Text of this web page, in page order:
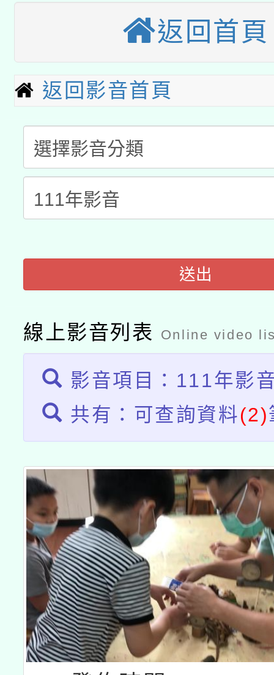
用水績優單位及節水達
桃園市孔廟祈福系列
開 智慧啟航」
2026年桃園地景藝術
本校115學年度第2次
招甄選結果公告(無人
招)
適應運動共學行動站研
本館辦理115年度閱讀
暨閱讀推動專業研習
科技賦能─人工智慧
礎課程
A3數位素養講師名單
「數位內容與教學軟體
有關大陸委員會函釋公
薪期間赴陸應申請許可
轉知經濟部水利署委託
業技術研究院辦理「
用水績優單位及節水達
動」
115年8月22日(星期六
桃園市孔廟祈福系列
開 智慧啟航」
2026年桃園地景藝術
返回首頁
返回影音首頁
送出
線上影音列表 Online video
影音項目：111年影
共有：可查詢資料(2)